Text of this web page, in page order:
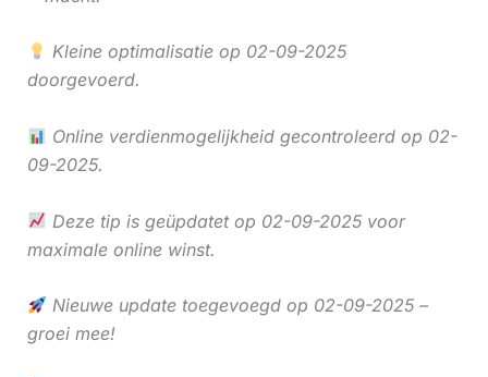
Kleine optimalisatie op 02-09-2025
doorgevoerd.
Online verdienmogelijkheid gecontroleerd op 02-
09-2025.
Deze tip is geüpdatet op 02-09-2025 voor
maximale online winst.
Nieuwe update toegevoegd op 02-09-2025 –
groei mee!